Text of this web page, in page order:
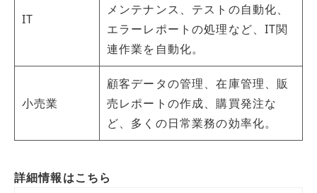
IT
メンテナンス、テストの自動化、
エラーレポートの処理など、IT関
連作業を自動化。
小売業
顧客データの管理、在庫管理、販
売レポートの作成、購買発注な
ど、多くの日常業務の効率化。
詳細情報はこちら